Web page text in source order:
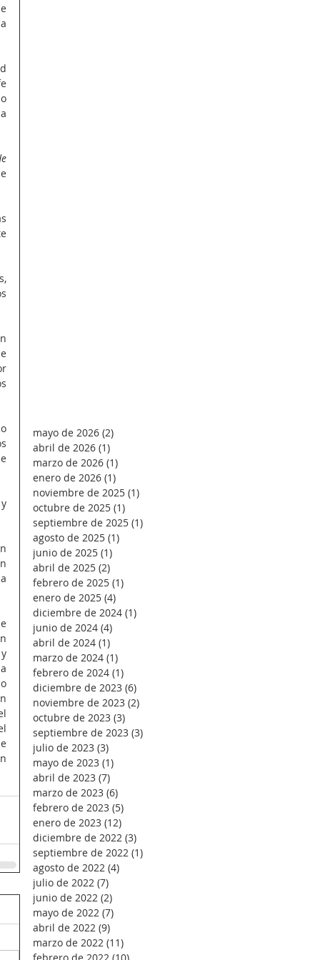
mayo de 2026 (2)
abril de 2026 (1)
marzo de 2026 (1)
enero de 2026 (1)
noviembre de 2025 (1)
octubre de 2025 (1)
septiembre de 2025 (1)
agosto de 2025 (1)
junio de 2025 (1)
abril de 2025 (2)
febrero de 2025 (1)
enero de 2025 (4)
diciembre de 2024 (1)
junio de 2024 (4)
abril de 2024 (1)
marzo de 2024 (1)
febrero de 2024 (1)
diciembre de 2023 (6)
noviembre de 2023 (2)
octubre de 2023 (3)
septiembre de 2023 (3)
julio de 2023 (3)
mayo de 2023 (1)
abril de 2023 (7)
marzo de 2023 (6)
febrero de 2023 (5)
enero de 2023 (12)
diciembre de 2022 (3)
septiembre de 2022 (1)
agosto de 2022 (4)
julio de 2022 (7)
junio de 2022 (2)
mayo de 2022 (7)
abril de 2022 (9)
marzo de 2022 (11)